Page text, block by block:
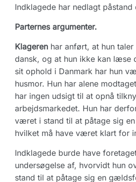
Indklagede har nedlagt
Parternes argumenter.
Klageren har anført, at hun
dansk, og at hun ikke kan læse
sit ophold i Danmark har hun
husmor. Hun har alene
har ingen udsigt til at opnå
arbejdsmarkedet. Hun har
været i stand til at påtage sig
hvilket må have været klart for
Indklagede burde have
undersøgelse af, hvorvidt hun
stand til at påtage sig en